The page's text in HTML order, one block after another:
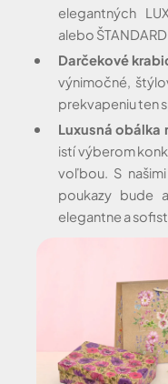
elegantných
alebo
Darčekové
výnimočné,
prekvapeniu ten
Luxusná obálka
istí výberom
voľbou. S
poukazy bude
elegantne a